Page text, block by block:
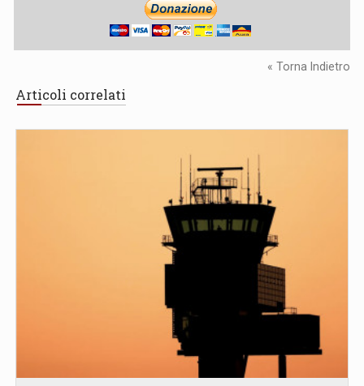
« Torna Indietro
Articoli correlati